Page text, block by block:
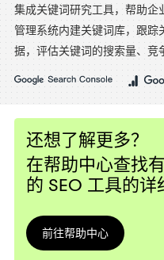
集成关键词研究工具，帮助企
管理系统内建关键词库，跟
据，评估关键词的搜索量、
还想了解更多？
在帮助中心查找
的 SEO 工具的详
前往帮助中心